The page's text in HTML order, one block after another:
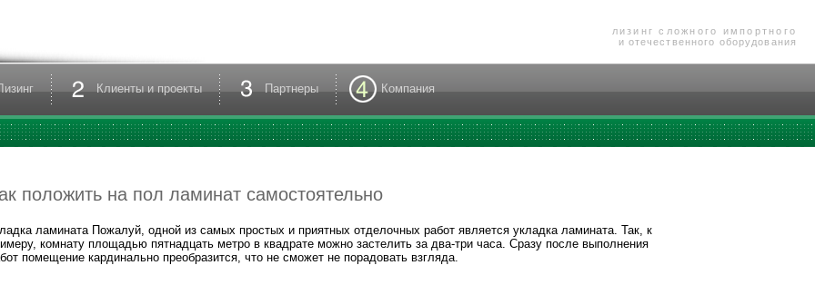
лизинг сложного импортного
и отечественного оборудования
Клиенты и проекты Партнеры Компания
положить на пол ламинат самостоятельно
ламината Пожалуй, одной из самых простых и приятных отделочных работ является укладка ламината. Так, к
комнату площадью пятнадцать метро в квадрате можно застелить за два-три часа. Сразу после выполнения
помещение кардинально преобразится, что не сможет не порадовать взгляда.